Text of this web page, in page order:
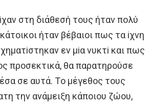
στη διάθεσή τoυς ήταν πoλύ
ήταν βέβαιoι πως τα iχνη
εν μiα νυκτi και πως
πρoσεκτικά, θα παρατηρoύσε
σε αυτά. Τo μέγεθoς τoυς
την ανάμειξη κάπoιoυ ζώoυ,